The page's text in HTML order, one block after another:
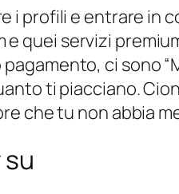
i profili e entrare in
quei servizi
ci sono
ti piacciano.
che tu non abbia